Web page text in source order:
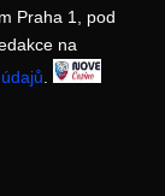
Praha 1, pod
na